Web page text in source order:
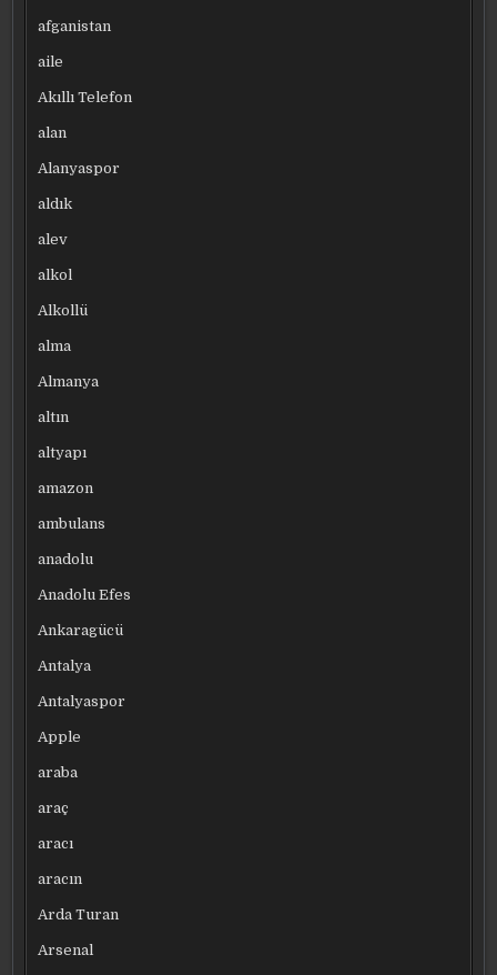
afganistan
aile
Akıllı Telefon
alan
Alanyaspor
aldık
alev
alkol
Alkollü
alma
Almanya
altın
altyapı
amazon
ambulans
anadolu
Anadolu Efes
Ankaragücü
Antalya
Antalyaspor
Apple
araba
araç
aracı
aracın
Arda Turan
Arsenal